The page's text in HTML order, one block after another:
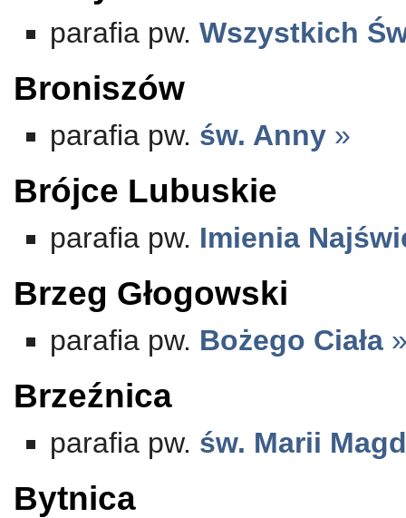
parafia pw. Wszystkich
Broniszów
parafia pw. św. Anny »
Brójce Lubuskie
parafia pw. Imienia
Brzeg Głogowski
parafia pw. Bożego Ciała
Brzeźnica
parafia pw. św. Marii
Bytnica